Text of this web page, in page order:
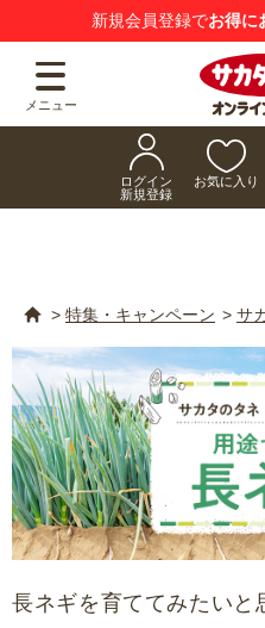
新規会員登録でお得に
メニュー
ログイン
新規登録
お気に入り
> 特集・キャンペーン > サ
長ネギを育ててみたいと